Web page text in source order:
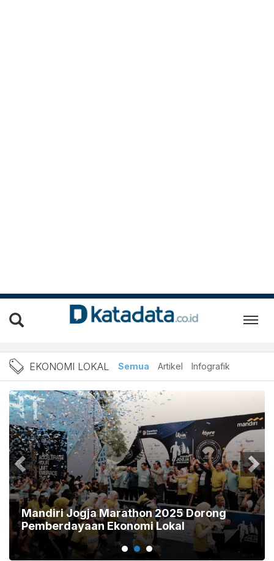
Berita ekonomi lokal
EKONOMI LOKAL Semua Artikel Infografik
Mandiri Jogja Marathon 2025 Dorong
Pemberdayaan Ekonomi Lokal